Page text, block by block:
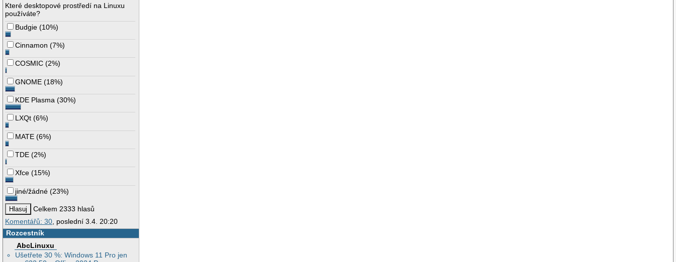
Které desktopové prostředí na Linuxu
používáte?
Budgie (10%)
Cinnamon (7%)
COSMIC (2%)
GNOME (18%)
KDE Plasma (30%)
LXQt (6%)
MATE (6%)
TDE (2%)
Xfce (15%)
jiné/žádné (23%)
Celkem 2333 hlasů
Komentářů: 30, poslední 3.4. 20:20
Rozcestník
AbcLinuxu
Ušetřete 30 %: Windows 11 Pro jen